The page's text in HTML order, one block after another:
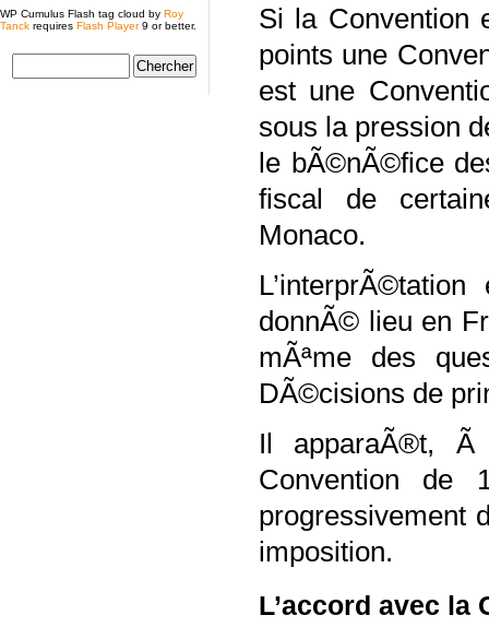
WP Cumulus Flash tag cloud by Roy
Tanck requires Flash Player9 or better.
Si la Convention
points une
est une
sous la pression
le bÃ©nÃ©fice
fiscal de
Monaco.
donnÃ© lieu en
mÃªme des
DÃ©cisions de
Il apparaÃ®t,
Convention de
progressivement
imposition.
L’accord avec la